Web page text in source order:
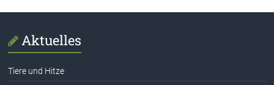
Aktuelles
Tiere und Hitze